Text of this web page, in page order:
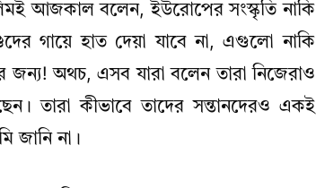
আজকাল বলেন, ইউরোপের সংস্কৃতি নাকি
গায়ে হাত দেয়া যাবে না, এগুলো নাকি
জন্য! অথচ, এসব যারা বলেন তারা নিজেরাও
তারা কীভাবে তাদের সন্তানদেরও একই
জানি না।